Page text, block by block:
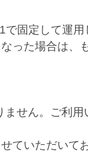
で固定して運
った場合は、
せん。ご利
ていただいて